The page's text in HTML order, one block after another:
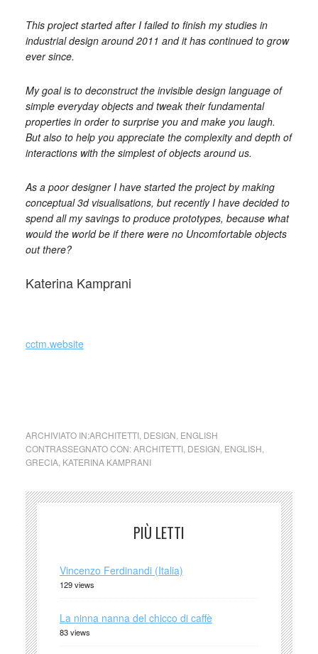
This project started after I failed to finish my studies in
industrial design around 2011 and it has continued to grow
ever since.
My goal is to deconstruct the invisible design language of
simple everyday objects and tweak their fundamental
properties in order to surprise you and make you laugh.
But also to help you appreciate the complexity and depth of
interactions with the simplest of objects around us.
As a poor designer I have started the project by making
conceptual 3d visualisations, but recently I have decided to
spend all my savings to produce prototypes, because what
would the world be if there were no Uncomfortable objects
out there?
Katerina Kamprani
cctm.website
ARCHIVIATO IN:ARCHITETTI, DESIGN, ENGLISH
CONTRASSEGNATO CON:ARCHITETTI, DESIGN, ENGLISH,
GRECIA, KATERINA KAMPRANI
PIÙ LETTI
Vincenzo Ferdinandi (Italia)
129 views
La ninna nanna del chicco di caffè
83 views